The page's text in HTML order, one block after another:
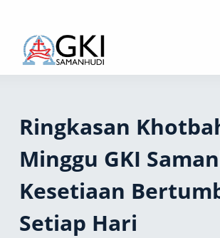
Ringkasan
Minggu GKI
Kesetiaan
Setiap Hari